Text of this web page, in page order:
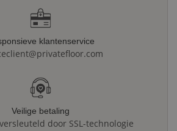
klantenservice
Veilige betaling
door SSL-technologie